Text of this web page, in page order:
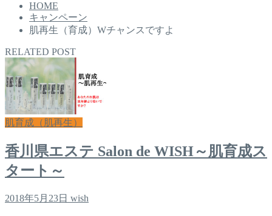
HOME
キャンペーン
肌再生（育成）Wチャンスですよ
RELATED POST
肌育成（肌再生）
香川県エステ Salon de WISH～肌育成ス
タート～
2018年5月23日 wish